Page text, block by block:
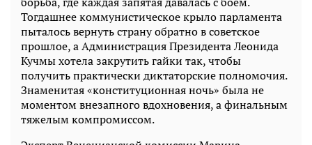
Тогдашнее коммунистическое крыло парламента
пыталось вернуть страну обратно в советское
прошлое, а Администрация Президента Леонида
Кучмы хотела закрутить гайки так, чтобы
получить практически диктаторские полномочия.
Знаменитая «конституционная ночь» была не
моментом внезапного вдохновения, а финальным
тяжелым компромиссом.